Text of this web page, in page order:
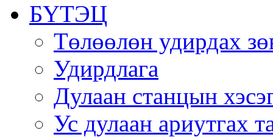
БҮТЭЦ
Төлөөлөн удирдах
Удирдлага
Дулаан станцын
Ус дулаан ариутгах